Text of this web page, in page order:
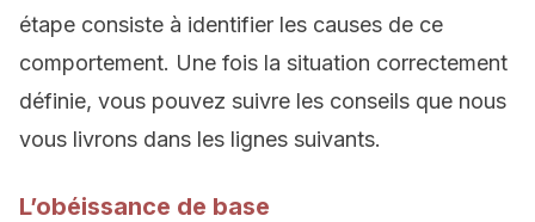
étape consiste à identifier les causes de ce
comportement. Une fois la situation correctement
définie, vous pouvez suivre les conseils que nous
vous livrons dans les lignes suivants.
L’obéissance de base